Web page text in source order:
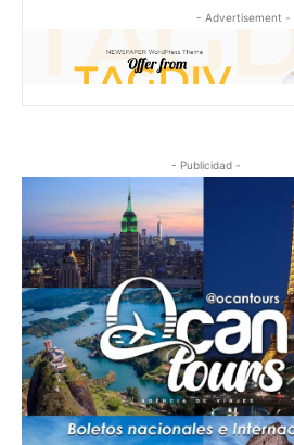
- Advertisement -
- Publicidad -